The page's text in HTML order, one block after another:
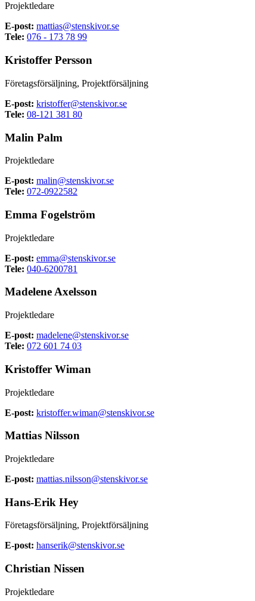
Projektledare
E-post: mattias@stenskivor.se
Tele: 076 - 173 78 99
Kristoffer Persson
Företagsförsäljning, Projektförsäljning
E-post: kristoffer@stenskivor.se
Tele: 08-121 381 80
Malin Palm
Projektledare
E-post: malin@stenskivor.se
Tele: 072-0922582
Emma Fogelström
Projektledare
E-post: emma@stenskivor.se
Tele: 040-6200781
Madelene Axelsson
Projektledare
E-post: madelene@stenskivor.se
Tele: 072 601 74 03
Kristoffer Wiman
Projektledare
E-post: kristoffer.wiman@stenskivor.se
Mattias Nilsson
Projektledare
E-post: mattias.nilsson@stenskivor.se
Hans-Erik Hey
Företagsförsäljning, Projektförsäljning
E-post: hanserik@stenskivor.se
Christian Nissen
Projektledare